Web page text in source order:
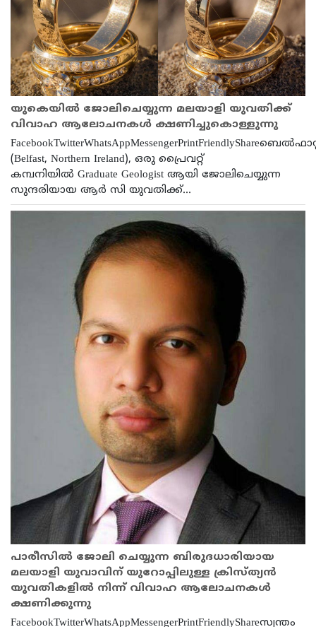
യുകെയിൽ ജോലിചെയ്യുന്ന മലയാളി യുവതിക്ക്
വിവാഹ ആലോചനകൾ ക്ഷണിച്ചുകൊള്ളുന്നു
(Belfast, Northern Ireland), ഒരു പ്രൈവറ്റ്
കമ്പനിയിൽ Graduate Geologist ആയി ജോലിചെയ്യുന്ന
സുന്ദരിയായ ആർ സി യുവതിക്ക്...
പാരീസില്‍ ജോലി ചെയ്യുന്ന ബിരുദധാരിയായ
മലയാളി യുവാവിന്‌ യുറോപ്പിലുള്ള ക്രിസ്ത്യന്‍
യുവതികളില്‍ നിന്ന് വിവാഹ ആലോചനകള്‍
ക്ഷണിക്കുന്നു
FacebookTwitterWhatsAppMessengerPrintFriendlyShareസ്വന്തം